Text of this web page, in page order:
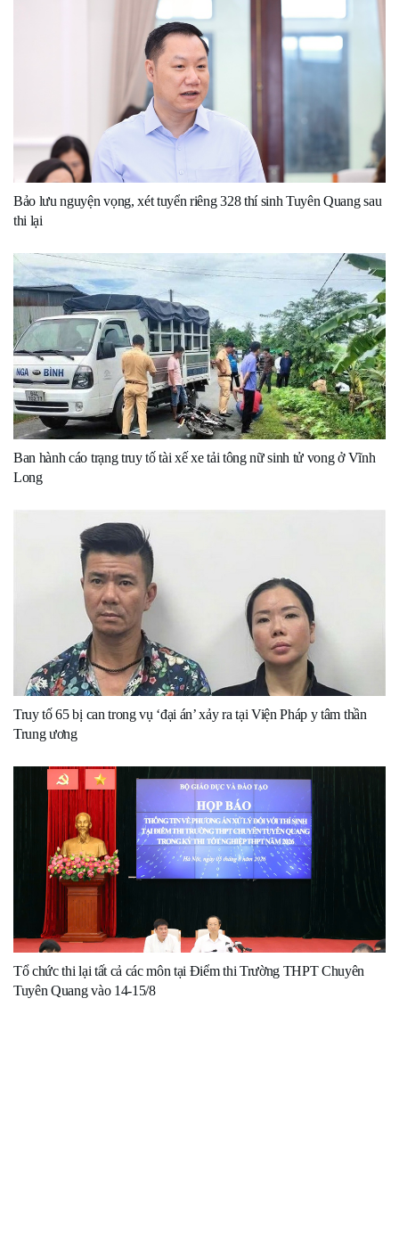
Bảo lưu nguyện vọng, xét tuyển riêng 328 thí sinh Tuyên Quang sau
thi lại
Ban hành cáo trạng truy tố tài xế xe tải tông nữ sinh tử vong ở Vĩnh
Long
Truy tố 65 bị can trong vụ ‘đại án’ xảy ra tại Viện Pháp y tâm thần
Trung ương
Tổ chức thi lại tất cả các môn tại Điểm thi Trường THPT Chuyên
Tuyên Quang vào 14-15/8